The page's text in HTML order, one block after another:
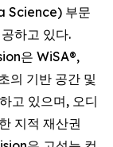
Science) 부문
하고 있다.
은 WiSA®,
의 기반 공간 및
고 있으며, 오디
지적 재산권